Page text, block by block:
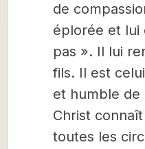
de
éplorée et lui
pas ». Il lui
fils. Il est
et humble
Christ
toutes les